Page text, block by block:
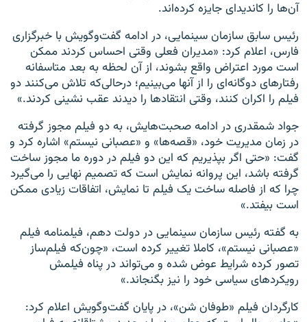
آن‌ها را کاندیدای جایزه کرده‌اند.
رئیس سابق سازمان سینمایی، ‌در ادامه گفت‌وگویش با خبرگزاری
فارس،‌ اعلام کرد: «مدیران فعلی وقتی احساس کردند ممکن
است مورد اعتراض واقع بشوند، از آن لحظه به بعد متاسفانه
رفتارهای دوگانه‌ای را از آنها می‌بینیم؛ درحالی‌که تلاش می‌کنند دو
فیلم را اکران کنند، وقتی انتقادها را دیدند عقب نشینی کردند.»
جواد شمقدری در ادامه صحبت‌هایش، به دو فیلم مجوز گرفته
در زمان مدیریت خود،‌ «قصه‌ها» و «عصبانی نیستم» اشاره کرد و
گفت: «حتی اگر بپذیریم که این دو فیلم در دوره ما مجوز ساخت
گرفته باشد، این پروانه نمایش است که تصمیم نهایی را می‌گیرد
چرا که از فاصله ساخت یک فیلم تا نمایش، اتفاقات زیادی ممکن
است بیفتد.»
به گفته رئیس سازمان سینمایی در دولت دهم،‌ فیلمنامه فیلم
«عصبانی نیستم»، کاملا تغییر کرده است، «چون‌که فیلم‌ساز
تصور کرده شرایط عوض شده و می‌تواند در پناه فیلمش
رویکردهای سیاسی خود را نیز بگنجاند.»
کارگردان فیلم «طوفان شن»، در پایان گفت‌و‌گویش اعلام کرد: